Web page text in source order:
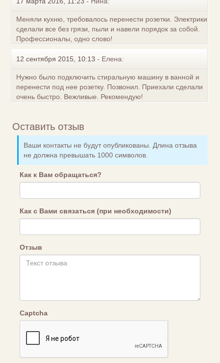
Меняли кухню, требовалось перенести розетки. Электрики
сделали все без грязи, пыли и навели порядок за собой.
Профессионалы, одно слово!
12 сентября 2015, 10:13 - Елена:
Нужно было подключить стиральную машину в ванной и
перенести под нее розетку. Позвонил. Приехали сделали
очень быстро. Вежливые. Рекомендую!
Оставить отзыв
Ваши контакты не будут опубликованы. Длина отзыва
не должна превышать 1000 символов.
Как к Вам обращаться?
Как с Вами связаться (при необходимости)
Отзыв
Captcha